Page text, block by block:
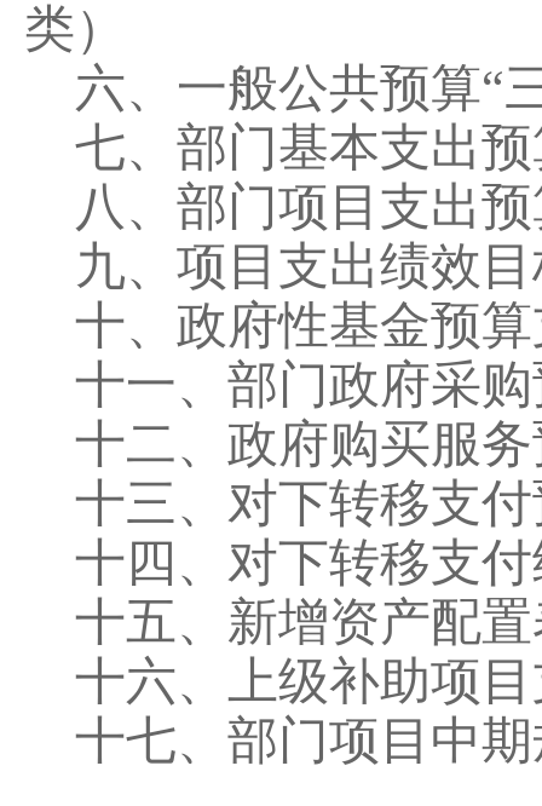
类）
六、一般公共预算“
七、部门基本支出
八、部门项目支出
九、项目支出绩效
十、政府性基金预
十一、部门政府采
十二、政府购买服
十三、对下转移支
十四、对下转移支
十五、新增资产配
十六、上级补助项
十七、部门项目中